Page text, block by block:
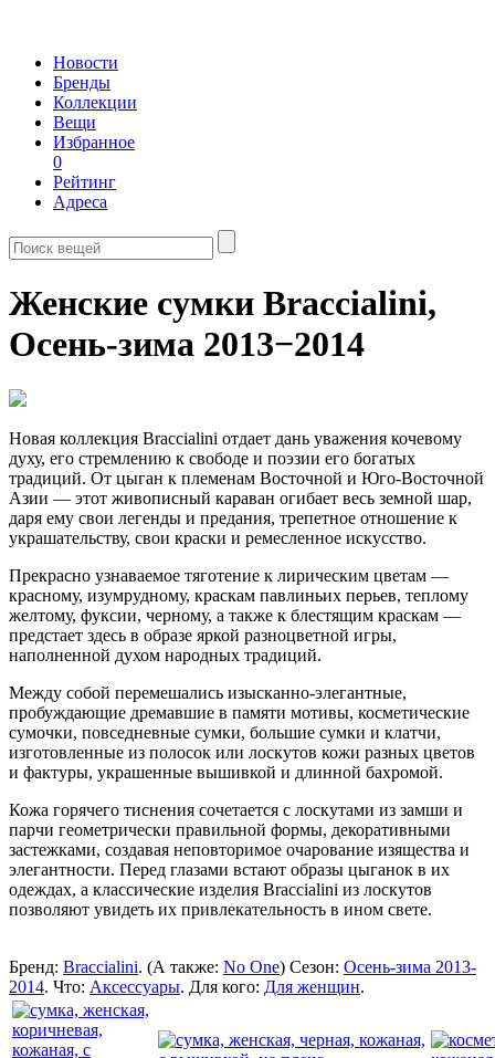
Новости
Бренды
Коллекции
Вещи
Избранное
0
Рейтинг
Адреса
Женские сумки Braccialini,
Осень-зима 2013−2014
Новая коллекция Braccialini отдает дань уважения кочевому
духу, его стремлению к свободе и поэзии его богатых
традиций. От цыган к племенам Восточной и Юго-Восточной
Азии — этот живописный караван огибает весь земной шар,
даря ему свои легенды и предания, трепетное отношение к
украшательству, свои краски и ремесленное искусство.
Прекрасно узнаваемое тяготение к лирическим цветам —
красному, изумрудному, краскам павлиньих перьев, теплому
желтому, фуксии, черному, а также к блестящим краскам —
предстает здесь в образе яркой разноцветной игры,
наполненной духом народных традиций.
Между собой перемешались изысканно-элегантные,
пробуждающие дремавшие в памяти мотивы, косметические
сумочки, повседневные сумки, большие сумки и клатчи,
изготовленные из полосок или лоскутов кожи разных цветов
и фактуры, украшенные вышивкой и длинной бахромой.
Кожа горячего тиснения сочетается с лоскутами из замши и
парчи геометрически правильной формы, декоративными
застежками, создавая неповторимое очарование изящества и
элегантности. Перед глазами встают образы цыганок в их
одеждах, а классические изделия Braccialini из лоскутов
позволяют увидеть их привлекательность в ином свете.
Бренд: Braccialini. (А также: No One) Сезон: Осень-зима 2013-
2014. Что: Аксессуары. Для кого: Для женщин.